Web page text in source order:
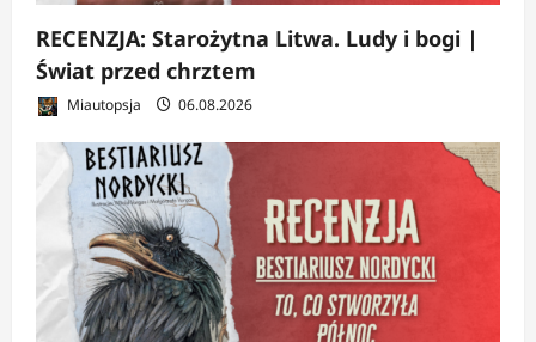
RECENZJA: Starożytna Litwa. Ludy i bogi |
Świat przed chrztem
Miautopsja 06.08.2026